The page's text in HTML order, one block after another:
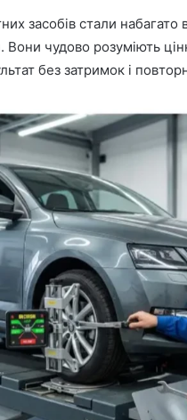
засобів стали
чудово розуміють
без затримок і